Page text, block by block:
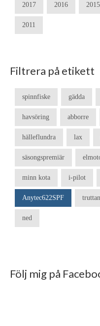
2017 2016 2015
2011
Filtrera på etikett
spinnfiske gädda
havsöring abborre
hälleflundra lax
säsongspremiär
minn kota i-pilot
Anytec622SPF truttan
ned
Följ mig på